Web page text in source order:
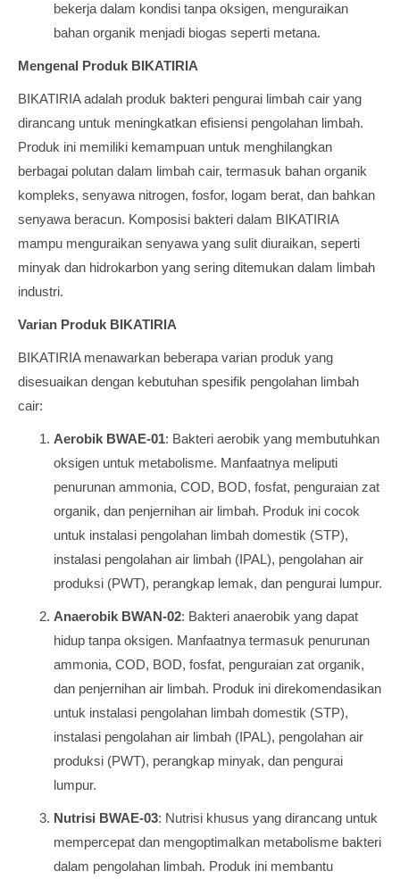
bekerja dalam kondisi tanpa oksigen, menguraikan
bahan organik menjadi biogas seperti metana.
Mengenal Produk BIKATIRIA
BIKATIRIA adalah produk bakteri pengurai limbah cair yang
dirancang untuk meningkatkan efisiensi pengolahan limbah.
Produk ini memiliki kemampuan untuk menghilangkan
berbagai polutan dalam limbah cair, termasuk bahan organik
kompleks, senyawa nitrogen, fosfor, logam berat, dan bahkan
senyawa beracun. Komposisi bakteri dalam BIKATIRIA
mampu menguraikan senyawa yang sulit diuraikan, seperti
minyak dan hidrokarbon yang sering ditemukan dalam limbah
industri.
Varian Produk BIKATIRIA
BIKATIRIA menawarkan beberapa varian produk yang
disesuaikan dengan kebutuhan spesifik pengolahan limbah
cair:
Aerobik BWAE-01: Bakteri aerobik yang membutuhkan
oksigen untuk metabolisme. Manfaatnya meliputi
penurunan ammonia, COD, BOD, fosfat, penguraian zat
organik, dan penjernihan air limbah. Produk ini cocok
untuk instalasi pengolahan limbah domestik (STP),
instalasi pengolahan air limbah (IPAL), pengolahan air
produksi (PWT), perangkap lemak, dan pengurai lumpur.
Anaerobik BWAN-02: Bakteri anaerobik yang dapat
hidup tanpa oksigen. Manfaatnya termasuk penurunan
ammonia, COD, BOD, fosfat, penguraian zat organik,
dan penjernihan air limbah. Produk ini direkomendasikan
untuk instalasi pengolahan limbah domestik (STP),
instalasi pengolahan air limbah (IPAL), pengolahan air
produksi (PWT), perangkap minyak, dan pengurai
lumpur.
Nutrisi BWAE-03: Nutrisi khusus yang dirancang untuk
mempercepat dan mengoptimalkan metabolisme bakteri
dalam pengolahan limbah. Produk ini membantu